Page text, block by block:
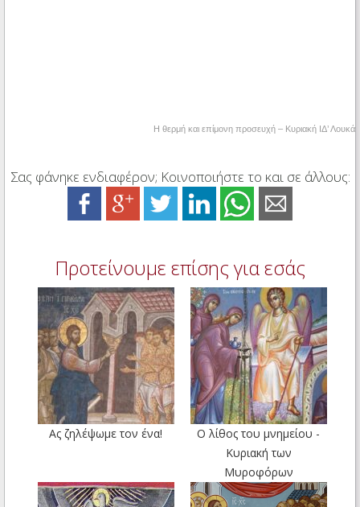
Η θερμή και επίμονη προσευχή – Κυριακή ΙΔ’ Λουκά
Σας φάνηκε ενδιαφέρον; Κοινοποιήστε το και σε άλλους:
Προτείνουμε επίσης για εσάς
Ας ζηλέψωμε τον ένα!
Ο λίθος του μνημείου -
Κυριακή των
Μυροφόρων